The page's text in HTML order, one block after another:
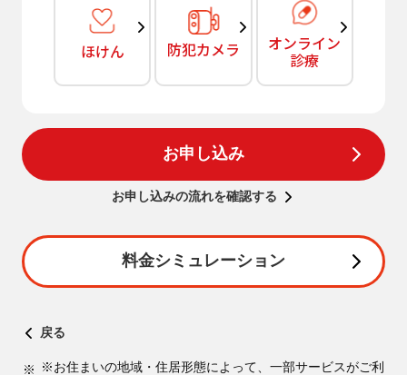
ほけん 防犯カメラ オンライン
診療
お申し込み
お申し込みの流れを確認する
料金シミュレーション
戻る
※お住まいの地域・住居形態によって、一部サービスがご利